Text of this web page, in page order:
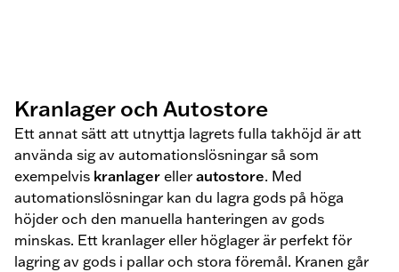
Kranlager och Autostore
Ett annat sätt att utnyttja lagrets fulla takhöjd är att
använda sig av automationslösningar så som
exempelvis kranlager eller autostore. Med
automationslösningar kan du lagra gods på höga
höjder och den manuella hanteringen av gods
minskas. Ett kranlager eller höglager är perfekt för
lagring av gods i pallar och stora föremål. Kranen går